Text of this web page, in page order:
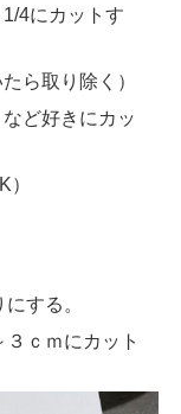
4にカットす
ら取り除く）
ど好きにカッ
）
する。
ｃｍにカット